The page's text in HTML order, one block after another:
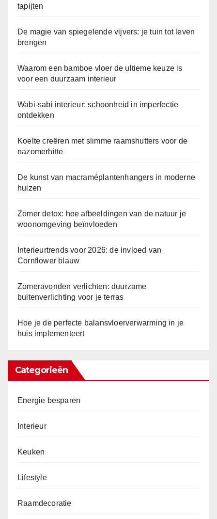
tapijten
De magie van spiegelende vijvers: je tuin tot leven
brengen
Waarom een bamboe vloer de ultieme keuze is
voor een duurzaam interieur
Wabi-sabi interieur: schoonheid in imperfectie
ontdekken
Koelte creëren met slimme raamshutters voor de
nazomerhitte
De kunst van macraméplantenhangers in moderne
huizen
Zomer detox: hoe afbeeldingen van de natuur je
woonomgeving beïnvloeden
Interieurtrends voor 2026: de invloed van
Cornflower blauw
Zomeravonden verlichten: duurzame
buitenverlichting voor je terras
Hoe je de perfecte balansvloerverwarming in je
huis implementeert
Categorieën
Energie besparen
Interieur
Keuken
Lifestyle
Raamdecoratie